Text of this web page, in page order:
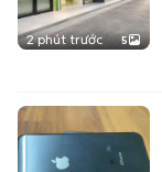
2 phút trước 5